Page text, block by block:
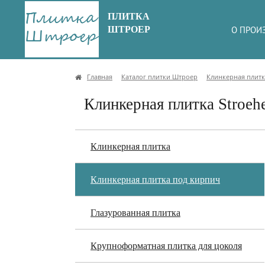
ПЛИТКА
ШТРОЕР
О
Главная Каталог плитки Штроер Клинкерная
Клинкерная плитка
Клинкерная плитка
Клинкерная плитка под кирпич
Глазурованная плитка
Крупноформатная плитка для цоколя